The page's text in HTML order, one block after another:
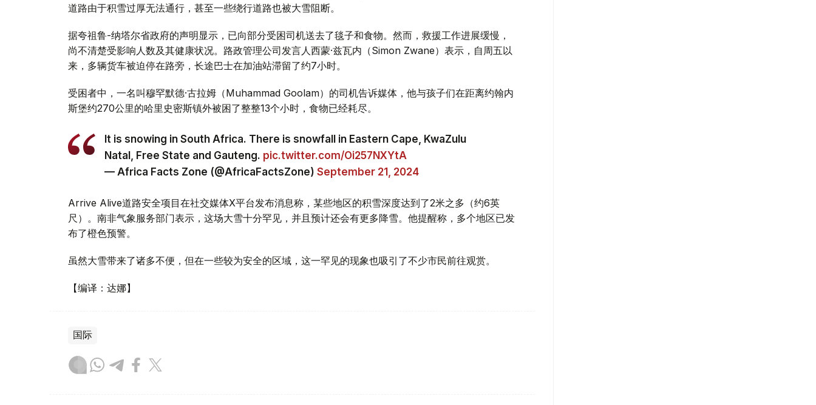
道路由于积雪过厚无法通行，甚至一些绕行道路也被大雪阻断。
据夸祖鲁-纳塔尔省政府的声明显示，已向部分受困司机送去了毯子和食物。然而，救援工作进展缓慢，
尚不清楚受影响人数及其健康状况。路政管理公司发言人西蒙·兹瓦内（Simon Zwane）表示，自周五以
来，多辆货车被迫停在路旁，长途巴士在加油站滞留了约7小时。
受困者中，一名叫穆罕默德·古拉姆（Muhammad Goolam）的司机告诉媒体，他与孩子们在距离约翰内
斯堡约270公里的哈里史密斯镇外被困了整整13个小时，食物已经耗尽。
It is snowing in South Africa. There is snowfall in Eastern Cape, KwaZulu
Natal, Free State and Gauteng. pic.twitter.com/Oi257NXYtA
— Africa Facts Zone (@AfricaFactsZone) September 21, 2024
Arrive Alive道路安全项目在社交媒体X平台发布消息称，某些地区的积雪深度达到了2米之多（约6英
尺）。南非气象服务部门表示，这场大雪十分罕见，并且预计还会有更多降雪。他提醒称，多个地区已发
布了橙色预警。
虽然大雪带来了诸多不便，但在一些较为安全的区域，这一罕见的现象也吸引了不少市民前往观赏。
【编译：达娜】
国际